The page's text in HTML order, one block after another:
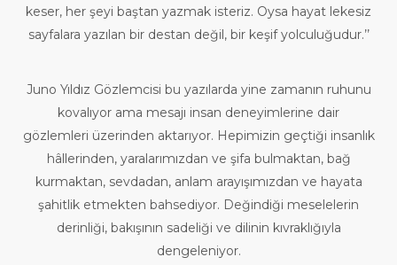
keser, her şeyi baştan yazmak isteriz. Oysa hayat lekesiz
sayfalara yazılan bir destan değil, bir keşif yolculuğudur.’’
Juno Yıldız Gözlemcisi bu yazılarda yine zamanın ruhunu
kovalıyor ama mesajı insan deneyimlerine dair
gözlemleri üzerinden aktarıyor. Hepimizin geçtiği insanlık
hâllerinden, yaralarımızdan ve şifa bulmaktan, bağ
kurmaktan, sevdadan, anlam arayışımızdan ve hayata
şahitlik etmekten bahsediyor. Değindiği meselelerin
derinliği, bakışının sadeliği ve dilinin kıvraklığıyla
dengeleniyor.